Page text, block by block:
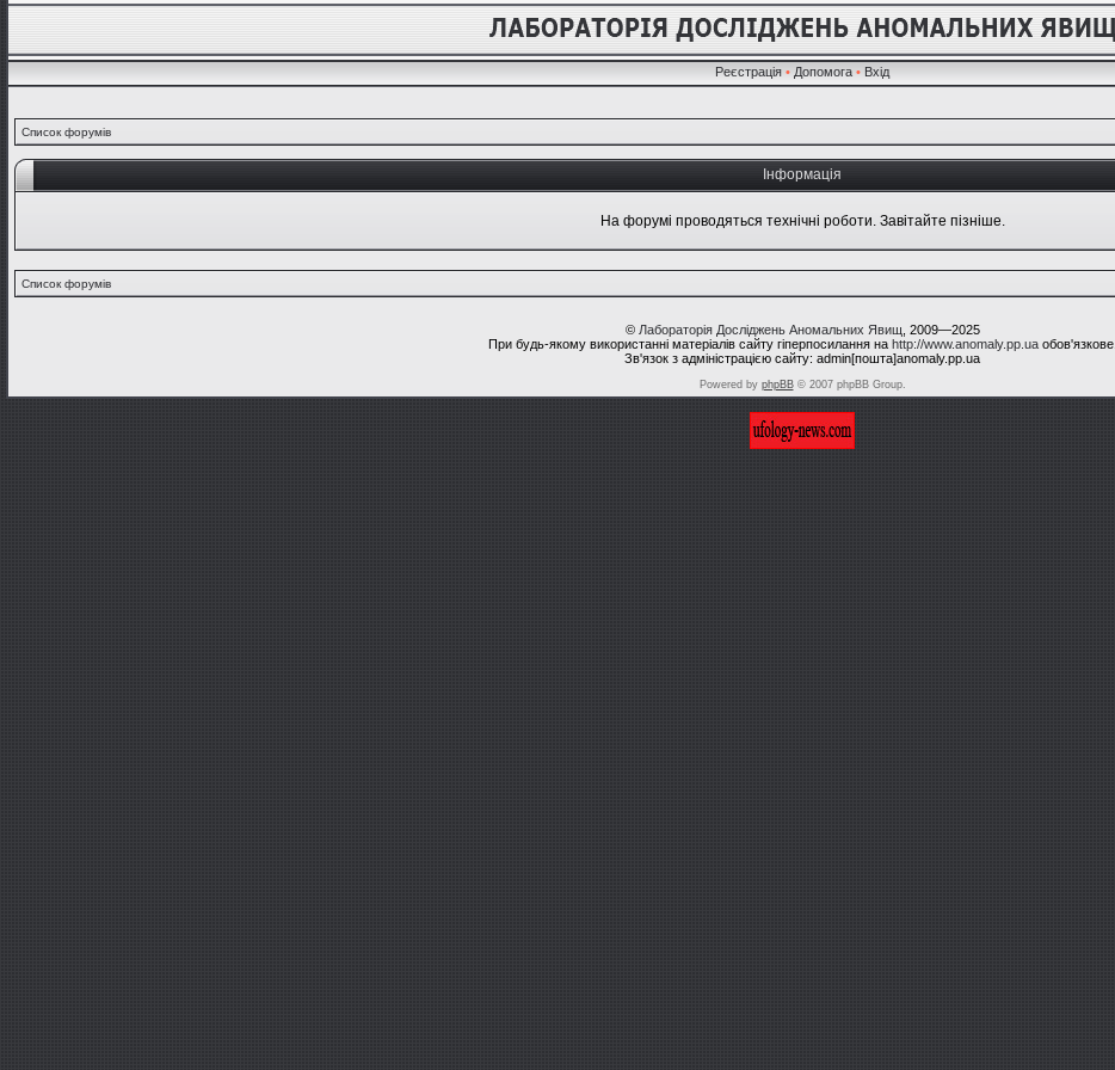
Реєстрація • Допомога • Вхід
Список форумів
Інформація
На форумі проводяться технічні роботи. Завітайте пізніше.
Список форумів
© Лабораторія Досліджень Аномальних Явищ , 2009—2025
При будь-якому використанні матеріалів сайту гіперпосилання на http://www.anomaly.pp.uaобов'язкове.
Зв'язок з адміністрацією сайту: admin[пошта]anomaly.pp.ua
Powered by phpBB© 2007 phpBB Group.